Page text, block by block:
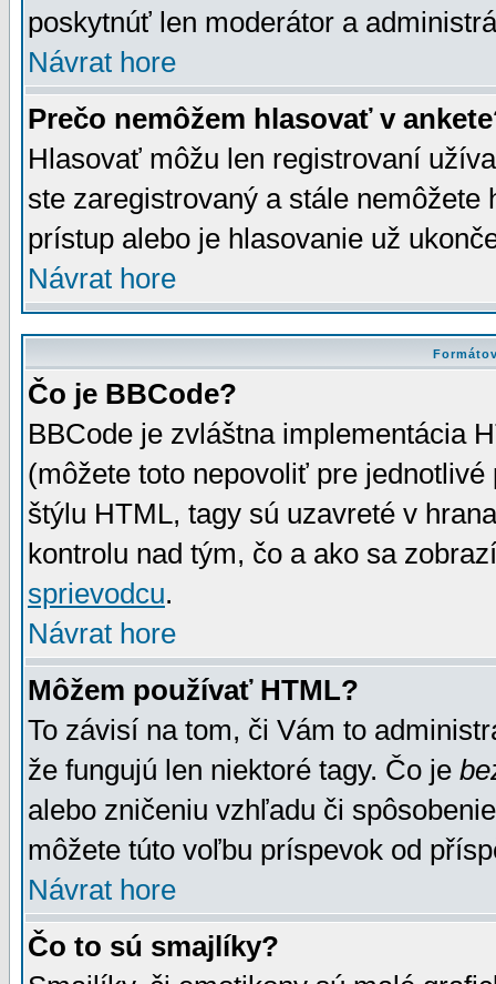
poskytnúť len moderátor a
Návrat hore
Prečo nemôžem hlasovať v
Hlasovať môžu len registrovaní
ste zaregistrovaný a stále
prístup alebo je hlasovanie už
Návrat hore
Čo je BBCode?
BBCode je zvláštna implementácia
(môžete toto nepovoliť pre
štýlu HTML, tagy sú uzavreté v
kontrolu nad tým, čo a ako sa
sprievodcu.
Návrat hore
Môžem používať HTML?
To závisí na tom, či Vám to
že fungujú len niektoré tagy. Čo je
alebo zničeniu vzhľadu či
môžete túto voľbu príspevok od
Návrat hore
Čo to sú smajlíky?